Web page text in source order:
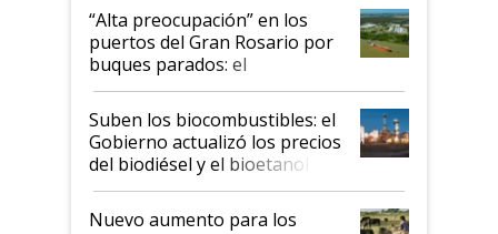
“Alta preocupación” en los
puertos del Gran Rosario por
buques parados: el
funcionamiento de las
exportadoras en tensión tras
la medida de fuerza de los
prácticos
Suben los biocombustibles: el
Gobierno actualizó los precios
del biodiésel y el bioetanol
Nuevo aumento para los